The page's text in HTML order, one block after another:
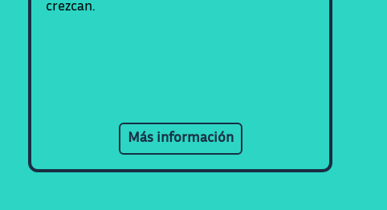
crezcan.
Más información